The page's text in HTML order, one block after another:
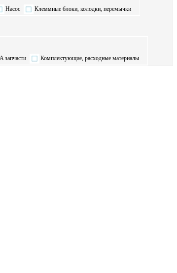
Насос Клеммные блоки, колодки, перемычки
запчасти Комплектующие, расходные материалы